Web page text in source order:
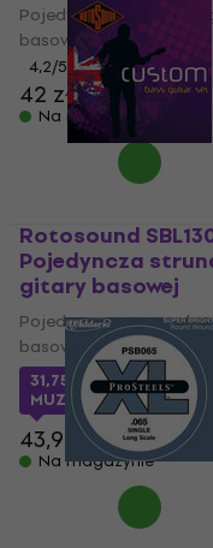
Pojedyncza struna do
basowej
4,2/5
42 zł
Na magazynie
Rotosound
Pojedyncza
gitary basowej
Pojedyncza struna do
basowej
31,75 złz kodem
MUZMUZ-25
43,9 zł
Na magazynie